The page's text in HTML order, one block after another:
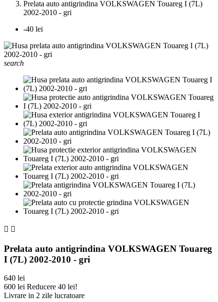
Prelata auto antigrindina VOLKSWAGEN Touareg I (7L)
2002-2010 - gri
-40 lei
search
 
Prelata auto antigrindina VOLKSWAGEN Touareg
I (7L) 2002-2010 - gri
640 lei
600 lei Reducere 40 lei!
Livrare in 2 zile lucratoare